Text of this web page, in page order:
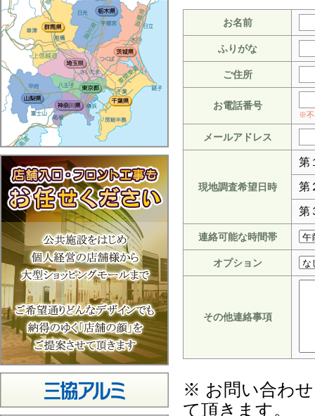
お名前
ふりがな
ご住所
お電話番号
※不
メールアドレス
現地調査希望日時
連絡可能な時間帯
オプション
その他連絡事項
※ お問い合わ
て頂きます。